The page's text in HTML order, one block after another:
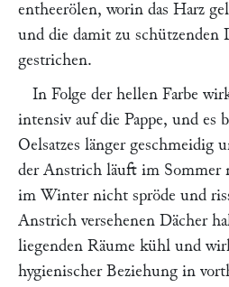
entheerölen, worin das Harz
und die damit zu schützenden
gestrichen.
In Folge der hellen Farbe
intensiv auf die Pappe, und es
Oelsatzes länger geschmeidig
der Anstrich läuft im Sommer
im Winter nicht spröde und
Anstrich versehenen Dächer
liegenden Räume kühl und
hygienischer Beziehung in